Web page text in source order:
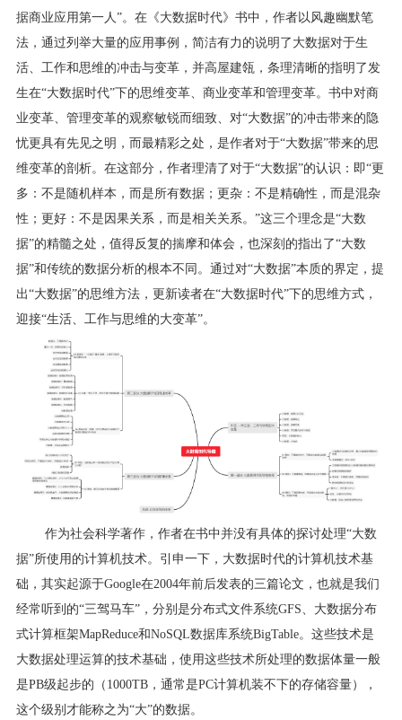
据商业应用第一人”。在《大数据时代》书中，作者以风趣幽默笔
法，通过列举大量的应用事例，简洁有力的说明了大数据对于生
活、工作和思维的冲击与变革，并高屋建瓴，条理清晰的指明了发
生在“大数据时代”下的思维变革、商业变革和管理变革。书中对商
业变革、管理变革的观察敏锐而细致、对“大数据”的冲击带来的 隐
忧更具有先见之明，而最精彩之处，是作者对于“大数据”带来的思
维变革的剖析。在这部分，作者理清了对于“大数据”的认识：即“更
多：不是随机样本，而是所有数据；更杂：不是精确性，而是混杂
性；更好：不是因果关系，而是相关关系。”这三个理念是“大数
据”的精髓之处，值得反复的揣摩和体会，也深刻的指出了“大数
据”和传统的数据分析的根本不同。通过对“大数据”本质的界定，提
出“大数据”的思维方法，更新读者在“大数据时代”下的思维方式，
迎接“生活、工作与思维的大变革”。
作为社会科学著作，作者在书中并没有具体的探讨处理“大数
据”所使用的计算机技术。引申一下，大数据时代的计算机技术基
础，其实起源于Google在2004年前后发表的三篇论文，也就是我们
经常听到的“三驾马车”，分别是分布式文件系统GFS 、大数据分布
式计算框架MapReduce和NoSQL数据库系统BigTable。这些技术是
大数据处理运算的技术基础，使用这些技术所处理的数据体量一般
是PB级起步的（ 1000TB，通常是PC计算机装不下的存储容量），
这个级别才能称之为“大”的数据。